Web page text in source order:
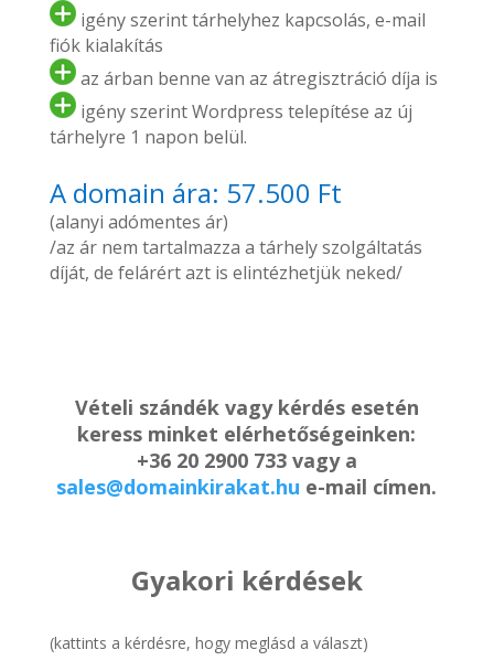
igény szerint tárhelyhez kapcsolás, e-mail
fiók kialakítás
az árban benne van az átregisztráció díja is
igény szerint Wordpress telepítése az új
tárhelyre 1 napon belül.
A domain ára: 57.500 Ft
(alanyi adómentes ár)
/az ár nem tartalmazza a tárhely szolgáltatás
díját, de felárért azt is elintézhetjük neked/
Vételi szándék vagy kérdés esetén
keress minket elérhetőségeinken:
+36 20 2900 733 vagy a
sales@domainkirakat.hu e-mail címen.
Gyakori kérdések
(kattints a kérdésre, hogy meglásd a választ)